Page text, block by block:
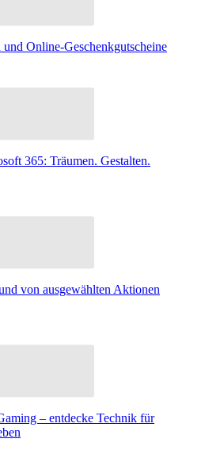
und Online-Geschenkgutscheine
365: Träumen. Gestalten.
von ausgewählten Aktionen
– entdecke Technik für